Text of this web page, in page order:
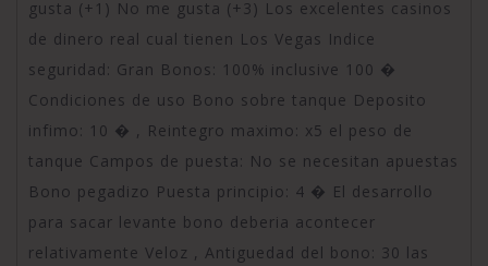
gusta (+1) No me gusta (+3) Los excelentes casinos
de dinero real cual tienen Los Vegas Indice
seguridad: Gran Bonos: 100% inclusive 100 �
Condiciones de uso Bono sobre tanque Deposito
infimo: 10 � , Reintegro maximo: x5 el peso de
tanque Campos de puesta: No se necesitan apuestas
Bono pegadizo Puesta principio: 4 � El desarrollo
para sacar levante bono deberia acontecer
relativamente Veloz , Antiguedad del bono: 30 las